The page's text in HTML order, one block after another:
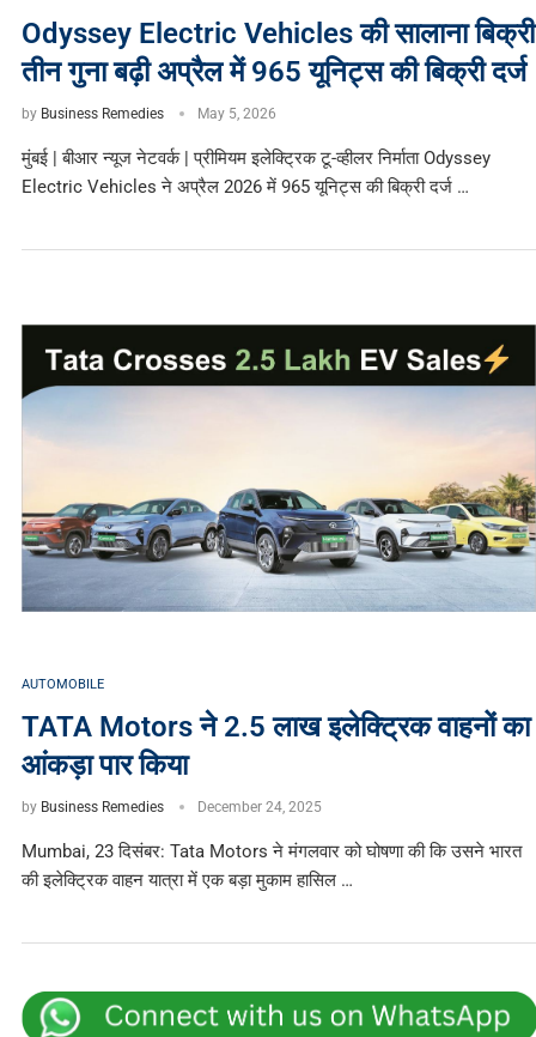
Odyssey Electric Vehicles की सालाना बिक्री
तीन गुना बढ़ी अप्रैल में 965 यूनिट्स की बिक्री दर्ज
by Business Remedies May 5, 2026
मुंबई | बीआर न्यूज नेटवर्क | प्रीमियम इलेक्ट्रिक टू-व्हीलर निर्माता Odyssey
Electric Vehicles ने अप्रैल 2026 में 965 यूनिट्स की बिक्री दर्ज …
AUTOMOBILE
TATA Motors ने 2.5 लाख इलेक्ट्रिक वाहनों का
आंकड़ा पार किया
by Business Remedies December 24, 2025
Mumbai, 23 दिसंबर: Tata Motors ने मंगलवार को घोषणा की कि उसने भारत
की इलेक्ट्रिक वाहन यात्रा में एक बड़ा मुकाम हासिल …